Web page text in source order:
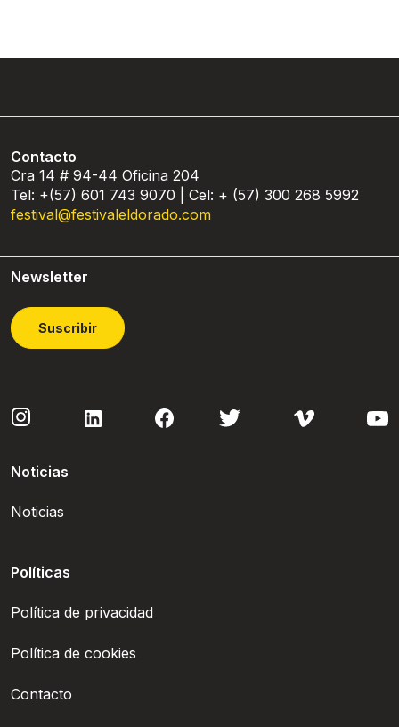
Contacto
Cra 14 # 94-44 Oficina 204
Tel: +(57) 601 743 9070 | Cel: + (57) 300 268 5992
festival@festivaleldorado.com
Newsletter
Suscribir
Noticias
Noticias
Políticas
Política de privacidad
Política de cookies
Contacto